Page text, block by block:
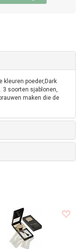
kleuren poeder,Dark
3 soorten sjablonen,
maken die de